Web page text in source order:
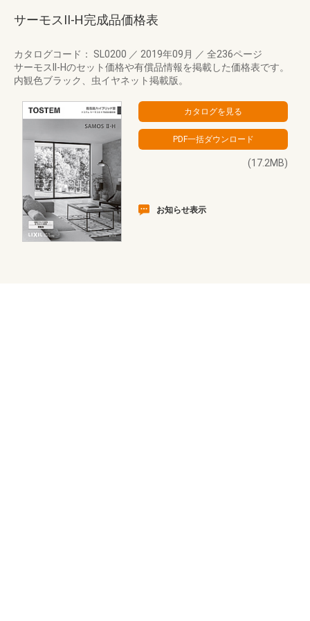
サーモスII-H完成品価格表
カタログコード： SL0200 ／ 2019年09月 ／ 全236ページ
サーモスII-Hのセット価格や有償品情報を掲載した価格表です。
内観色ブラック、虫イヤネット掲載版。
(17.2MB)
お知らせ表示